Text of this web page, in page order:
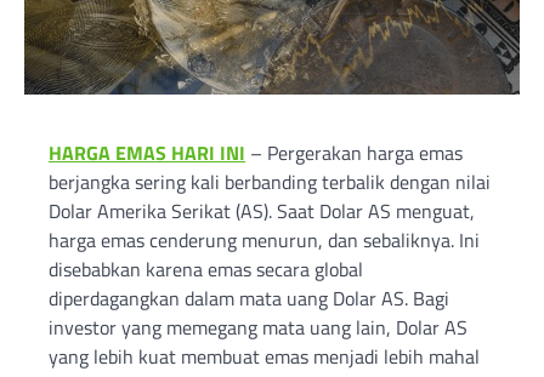
HARGA EMAS HARI INI – Pergerakan harga emas
berjangka sering kali berbanding terbalik dengan nilai
Dolar Amerika Serikat (AS). Saat Dolar AS menguat,
harga emas cenderung menurun, dan sebaliknya. Ini
disebabkan karena emas secara global
diperdagangkan dalam mata uang Dolar AS. Bagi
investor yang memegang mata uang lain, Dolar AS
yang lebih kuat membuat emas menjadi lebih mahal